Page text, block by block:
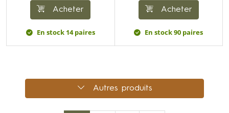
Acheter
En stock 14 paires
Acheter
En stock 90 paires
Autres produits